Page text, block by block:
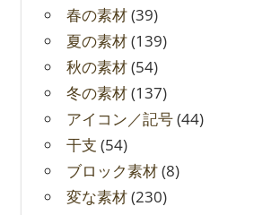
春の素材(39)
夏の素材(139)
秋の素材(54)
冬の素材(137)
アイコン／記号(44)
干支 (54)
ブロック素材(8)
変な素材(230)